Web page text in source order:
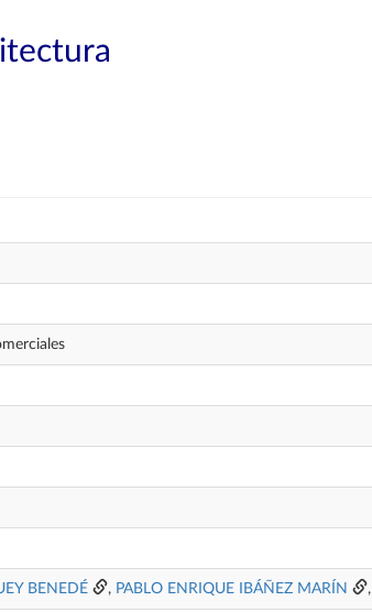
BENEDÉ , PABLO ENRIQUE IBÁÑEZ MARÍN ,